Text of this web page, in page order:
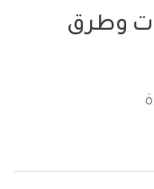
وطرق